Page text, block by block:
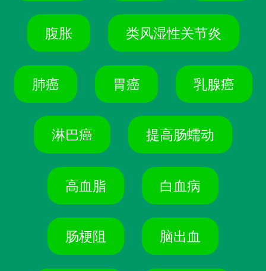
腹胀 类风湿性关节炎
肺癌 胃癌 乳腺癌
淋巴癌 提高肠蠕动
高血脂 白血病
肠梗阻 脑出血